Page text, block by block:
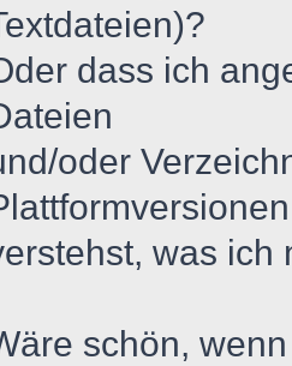
dass ich
oder
was ich
schön,